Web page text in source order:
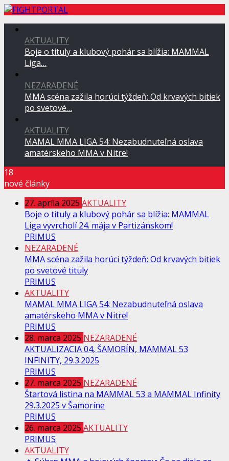
AKTUALITY
Boje o tituly a klubový pohár sa blížia: MAMMAL
Liga…
NEZARADENÉ
MMA scéna zažila horúci týždeň: Od krvavých bitiek
po svetové…
AKTUALITY
MAMAL MMA LIGA 54: Nezabudnuteľná oslava
amatérskeho MMA v Nitre!
18
nové články
27. apríla 2025 AKTUALITY
Boje o tituly a klubový pohár sa blížia: MAMMAL
Liga vyvrcholí 24. mája v Partizánskom!
PRIMUS
NEZARADENÉ
MMA scéna zažila horúci týždeň: Od krvavých bitiek
po svetové tituly
PRIMUS
AKTUALITY
MAMAL MMA LIGA 54: Nezabudnuteľná oslava
amatérskeho MMA v Nitre!
PRIMUS
28. marca 2025 NEZARADENÉ
AKTUALIZACIA 04, ŠAMORÍN, MAMMAL 53
INFINITY, 29.3.2025
PRIMUS
27. marca 2025 NEZARADENÉ
Štartová listina na MAMMAL 53 a MAMMAL Infinity
29.3.2025 v Šamoríne
PRIMUS
26. marca 2025 AKTUALITY
PRIMUS
AKTUALITY